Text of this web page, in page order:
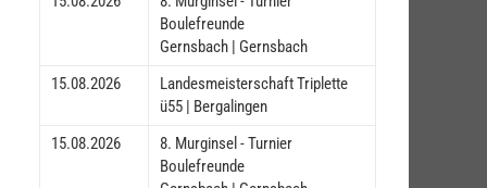
Boulefreunde
Gernsbach | Gernsbach
15.08.2026
Landesmeisterschaft Triplette
ü55 | Bergalingen
15.08.2026
8. Murginsel - Turnier
Boulefreunde